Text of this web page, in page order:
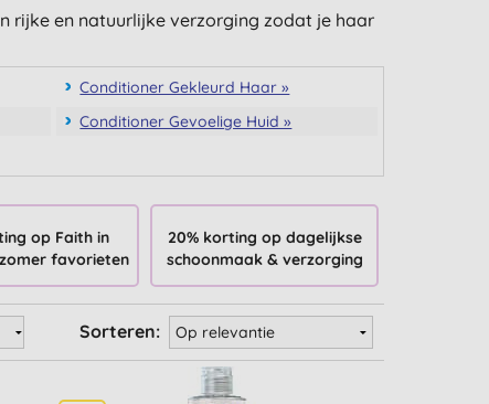
rijke en natuurlijke verzorging zodat je haar
Conditioner Gekleurd Haar »
Conditioner Gevoelige Huid »
op Faith in
favorieten
20% korting op dagelijkse
schoonmaak & verzorging
Sorteren: